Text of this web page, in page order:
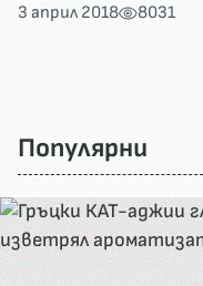
3 април 2018 8031
Популярни